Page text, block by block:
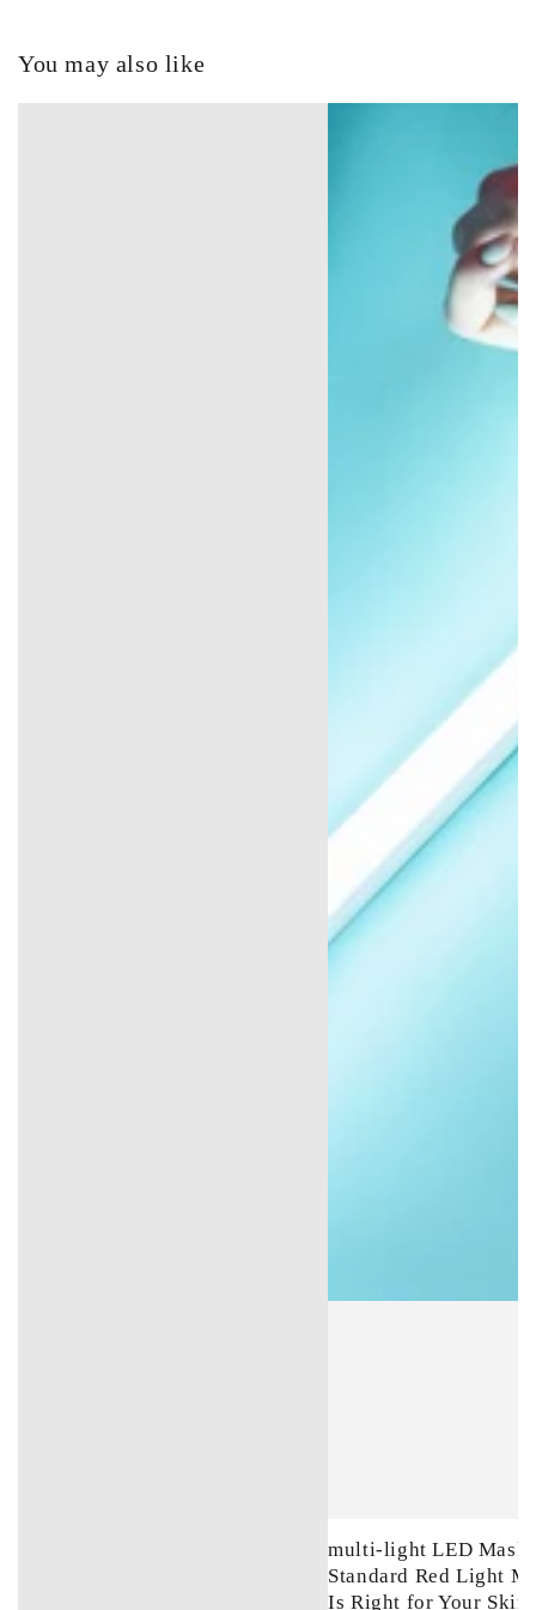
You may also like
multi-light LED Mask
Standard Red Light
Is Right for Your